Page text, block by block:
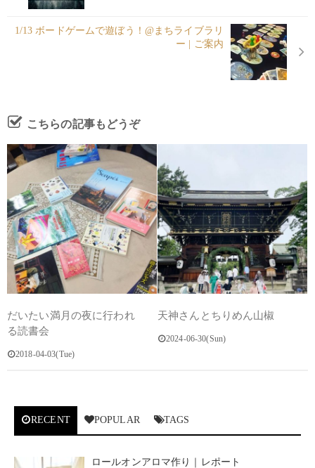
1/13 ボードゲームで遊ぼう！@まちライブラリ
ー | ご案内
こちらの記事もどうぞ
だいたい満月の夜に行われ
る読書会
2018-04-03(Tue)
天神さんとちりめん山椒
2024-06-30(Sun)
RECENT POPULAR TAGS
ロールオンアロマ作り｜レポート